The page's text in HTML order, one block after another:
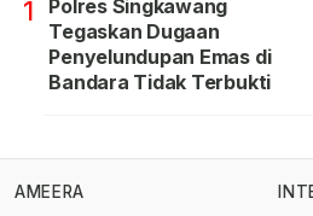
1
Polres Singkawang
Tegaskan Dugaan
Penyelundupan Emas di
Bandara Tidak Terbukti
AMEERA